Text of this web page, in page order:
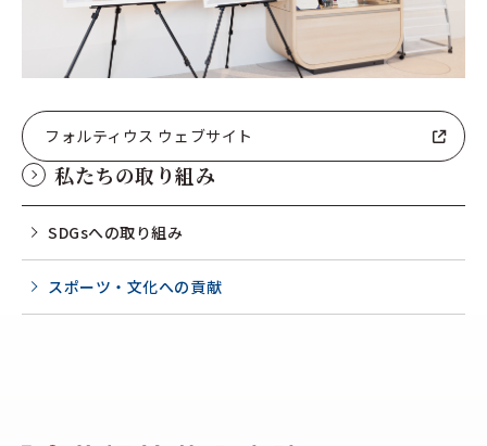
私たちの取り組み
SDGsへの取り組み
スポーツ・文化への貢献
フォルティウス ウェブサイト